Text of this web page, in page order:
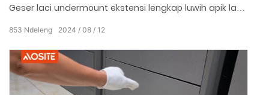
Geser laci undermount ekstensi lengkap luwih apik lan
2024 08 12
853 Ndeleng